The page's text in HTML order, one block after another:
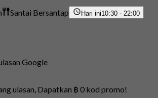
Santai Bersantap Hari ini10:30 - 22:00
Google
ulasan, Dapatkan ฿ 0 kod promo!